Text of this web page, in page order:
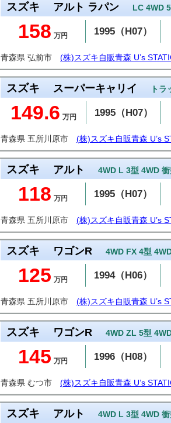
スズキ アルト ラパン LC 4WD
158 万円 1995（H07）
青森県 弘前市 (株)スズキ自販青森 U’s
スズキ スーパーキャリイ ト
149.6 万円 1995（H07）
青森県 五所川原市 (株)スズキ自販青森 U’s
スズキ アルト 4WD L 3型 4WD
118 万円 1995（H07）
青森県 五所川原市 (株)スズキ自販青森 U’s
スズキ ワゴンR 4WD FX 4型
125 万円 1994（H06）
青森県 五所川原市 (株)スズキ自販青森 U’s
スズキ ワゴンR 4WD ZL 5型
145 万円 1996（H08）
青森県 むつ市 (株)スズキ自販青森 U’s
スズキ アルト 4WD L 3型 4WD